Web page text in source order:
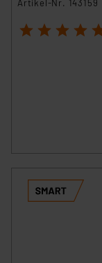
Artikel-Nr. 143159
1 2 3 4 5